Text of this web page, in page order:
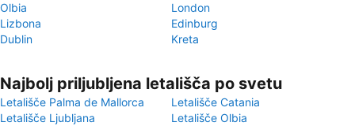
Olbia
London
Lizbona
Edinburg
Dublin
Kreta
Najbolj priljubljena letališča po svetu
Letališče Palma de Mallorca
Letališče Catania
Letališče Ljubljana
Letališče Olbia